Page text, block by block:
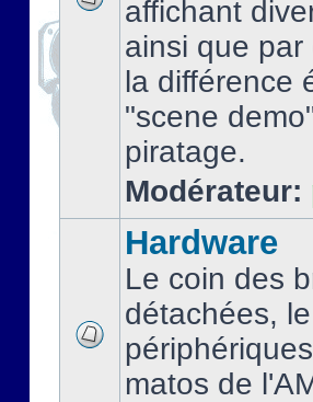
affichant
ainsi que
la différence
"scene
piratage.
Modérateur:
Hardware
Le coin des
détachées,
matos de